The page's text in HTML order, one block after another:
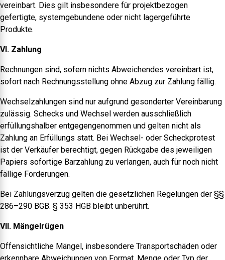
vereinbart. Dies gilt insbesondere für projektbezogen
gefertigte, systemgebundene oder nicht lagergeführte
Produkte.
VI. Zahlung
Rechnungen sind, sofern nichts Abweichendes vereinbart ist,
sofort nach Rechnungsstellung ohne Abzug zur Zahlung fällig.
Wechselzahlungen sind nur aufgrund gesonderter Vereinbarung
zulässig. Schecks und Wechsel werden ausschließlich
erfüllungshalber entgegengenommen und gelten nicht als
Zahlung an Erfüllungs statt. Bei Wechsel- oder Scheckprotest
ist der Verkäufer berechtigt, gegen Rückgabe des jeweiligen
Papiers sofortige Barzahlung zu verlangen, auch für noch nicht
fällige Forderungen.
Bei Zahlungsverzug gelten die gesetzlichen Regelungen der §§
286–290 BGB. § 353 HGB bleibt unberührt.
VII. Mängelrügen
Offensichtliche Mängel, insbesondere Transportschäden oder